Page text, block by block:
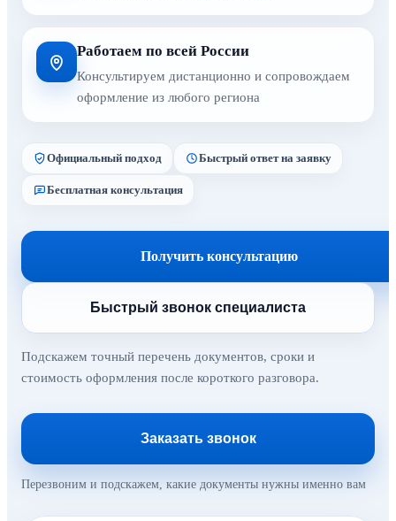
Работаем по всей России
Консультируем дистанционно и сопровождаем
оформление из любого региона
Официальный подход Быстрый ответ на заявку
Бесплатная консультация
Получить консультацию
Быстрый звонок специалиста
Подскажем точный перечень документов, сроки и
стоимость оформления после короткого разговора.
Заказать звонок
Перезвоним и подскажем, какие документы нужны именно вам